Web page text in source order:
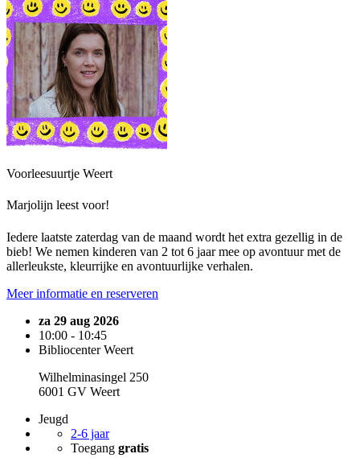
Voorleesuurtje Weert
Marjolijn leest voor!
Iedere laatste zaterdag van de maand wordt het extra gezellig in de
bieb! We nemen kinderen van 2 tot 6 jaar mee op avontuur met de
allerleukste, kleurrijke en avontuurlijke verhalen.
Meer informatie en reserveren
za 29 aug 2026
10:00 - 10:45
Bibliocenter Weert
Wilhelminasingel 250
6001 GV Weert
Jeugd
2-6 jaar
Toegang gratis